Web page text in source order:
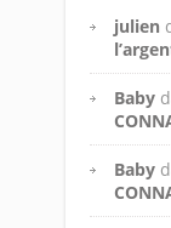
julien
Baby
Baby